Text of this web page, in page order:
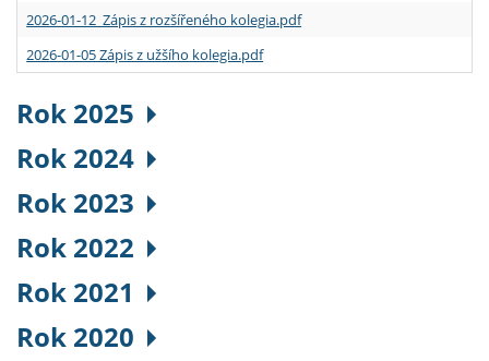
2026-01-12 Zápis z rozšířeného kolegia.pdf
2026-01-05 Zápis z užšího kolegia.pdf
Rok 2025
Rok 2024
Rok 2023
Rok 2022
Rok 2021
Rok 2020